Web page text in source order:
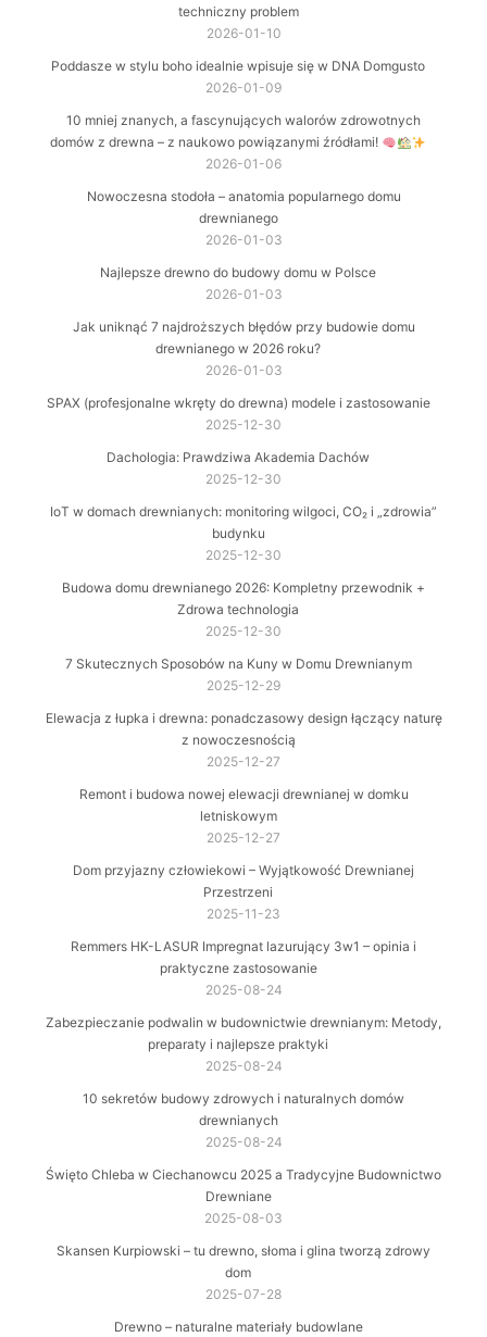
techniczny problem
2026-01-10
Poddasze w stylu boho idealnie wpisuje się w DNA Domgusto
2026-01-09
10 mniej znanych, a fascynujących walorów zdrowotnych
domów z drewna – z naukowo powiązanymi źródłami!
2026-01-06
Nowoczesna stodoła – anatomia popularnego domu
drewnianego
2026-01-03
Najlepsze drewno do budowy domu w Polsce
2026-01-03
Jak uniknąć 7 najdroższych błędów przy budowie domu
drewnianego w 2026 roku?
2026-01-03
SPAX (profesjonalne wkręty do drewna) modele i zastosowanie
2025-12-30
Dachologia: Prawdziwa Akademia Dachów
2025-12-30
IoT w domach drewnianych: monitoring wilgoci, CO₂ i „zdrowia”
budynku
2025-12-30
Budowa domu drewnianego 2026: Kompletny przewodnik +
Zdrowa technologia
2025-12-30
7 Skutecznych Sposobów na Kuny w Domu Drewnianym
2025-12-29
Elewacja z łupka i drewna: ponadczasowy design łączący naturę
z nowoczesnością
2025-12-27
Remont i budowa nowej elewacji drewnianej w domku
letniskowym
2025-12-27
Dom przyjazny człowiekowi – Wyjątkowość Drewnianej
Przestrzeni
2025-11-23
Remmers HK-LASUR Impregnat lazurujący 3w1 – opinia i
praktyczne zastosowanie
2025-08-24
Zabezpieczanie podwalin w budownictwie drewnianym: Metody,
preparaty i najlepsze praktyki
2025-08-24
10 sekretów budowy zdrowych i naturalnych domów
drewnianych
2025-08-24
Święto Chleba w Ciechanowcu 2025 a Tradycyjne Budownictwo
Drewniane
2025-08-03
Skansen Kurpiowski – tu drewno, słoma i glina tworzą zdrowy
dom
2025-07-28
Drewno – naturalne materiały budowlane